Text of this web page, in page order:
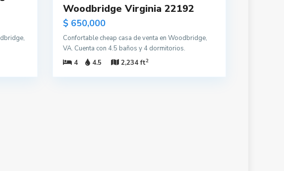
Woodbridge Virginia 22192
$ 650,000
Confortable cheap casa de venta en Woodbridge,
VA. Cuenta con 4.5 baños y 4 dormitorios.
4
4.5 2,234 ft2